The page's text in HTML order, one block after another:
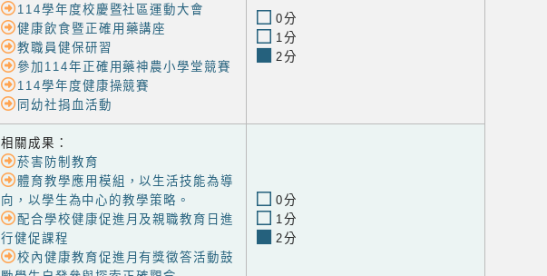
114學年度校慶暨社區運動大會
健康飲食暨正確用藥講座
教職員健保研習
參加114年正確用藥神農小學堂競賽
114學年度健康操競賽
同幼社捐血活動
0分
1分
2分
相關成果：
菸害防制教育
體育教學應用模組，以生活技能為導
向，以學生為中心的教學策略。
配合學校健康促進月及親職教育日進
行健促課程
校內健康教育促進月有獎徵答活動鼓
0分
1分
2分